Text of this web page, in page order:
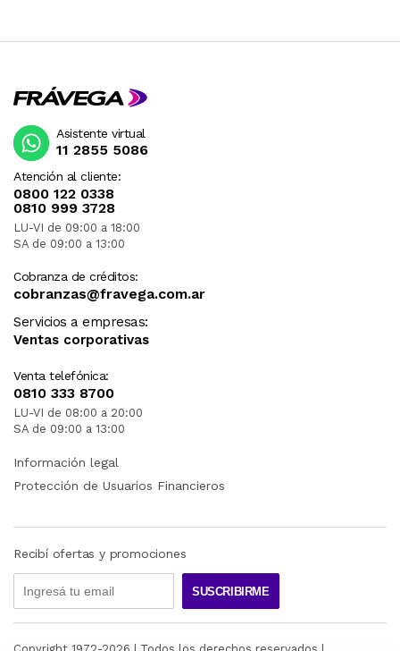
Atención al cliente:
0800 122 0338
0810 999 3728
LU-VI de 09:00 a 18:00
SA de 09:00 a 13:00
Cobranza de créditos:
cobranzas@fravega.com.ar
Servicios a empresas:
Ventas corporativas
Venta telefónica:
0810 333 8700
LU-VI de 08:00 a 20:00
SA de 09:00 a 13:00
Asistente virtual
11 2855 5086
Información legal
Protección de Usuarios Financieros
Recibí ofertas y promociones
SUSCRIBIRME